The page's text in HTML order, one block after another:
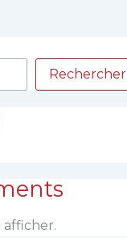
Rechercher